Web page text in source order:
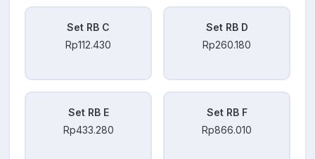
Set RB C
Rp112.430
Set RB D
Rp260.180
Set RB E
Rp433.280
Set RB F
Rp866.010